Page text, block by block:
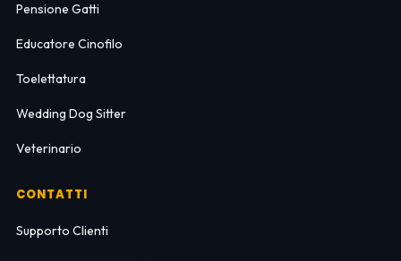
Pensione Gatti
Educatore Cinofilo
Toelettatura
Wedding Dog Sitter
Veterinario
CONTATTI
Supporto Clienti